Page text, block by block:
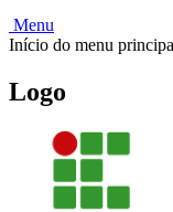
Menu
Início do menu
Logo